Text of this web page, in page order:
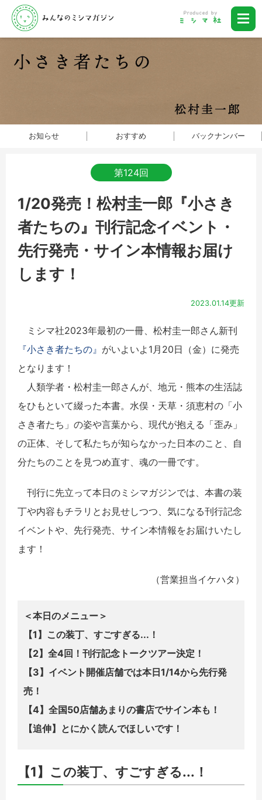
お知らせ おすすめ バックナンバー
第124回
1/20発売！松村圭一郎『小さき
者たちの』刊行記念イベント・
先行発売・サイン本情報お届け
します！
2023.01.14更新
ミシマ社2023年最初の一冊、松村圭一郎さん新刊
『小さき者たちの』 がいよいよ1月20日（金）に発売
となります！
人類学者・松村圭一郎さんが、地元・熊本の生活誌
をひもといて綴った本書。水俣・天草・須恵村の「小
さき者たち」の姿や言葉から、現代が抱える「歪み」
の正体、そして私たちが知らなかった日本のこと、自
分たちのことを見つめ直す、魂の一冊です。
刊行に先立って本日のミシマガジンでは、本書の装
丁や内容もチラリとお見せしつつ、気になる刊行記念
イベントや、先行発売、サイン本情報をお届けいたし
ます！
（営業担当イケハタ）
＜本日のメニュー＞
【1】この装丁、すごすぎる...！
【2】全4回！刊行記念トークツアー決定！
【3】イベント開催店舗では本日1/14から先行発
売！
【4】全国50店舗あまりの書店でサイン本も！
【追伸】とにかく読んでほしいです！
【1】この装丁、すごすぎる...！